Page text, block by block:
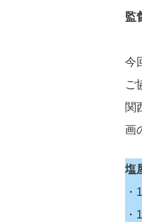
監
今
ご
関
画
塩